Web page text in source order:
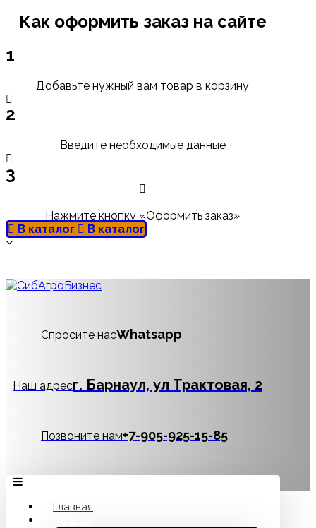
Как оформить заказ на сайте
1
Добавьте нужный вам товар в корзину
2
Введите необходимые данные
3
Нажмите кнопку «Оформить заказ»
В каталог
В каталог
Спросите насWhatsapp
Наш адресг. Барнаул, ул Трактовая, 2
Позвоните нам‪+7-905-925-15-85
Главная